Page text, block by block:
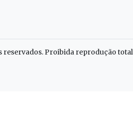
reservados. Proibida reprodução total